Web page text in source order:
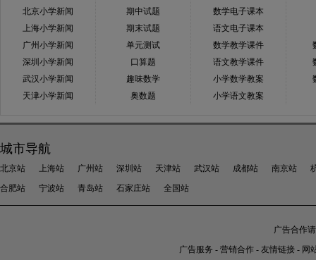
北京小学新闻
上海小学新闻
广州小学新闻
深圳小学新闻
武汉小学新闻
天津小学新闻
期中试题
期末试题
单元测试
口算题
趣味数学
奥数题
数学电子课本
语文电子课本
数学教学课件
语文教学课件
小学数学教案
小学语文教案
城市导航
北京站 上海站 广州站 深圳站 天津站 武汉站 成都站 南京站
合肥站
宁波站 青岛站 石家庄站 全国站
广告合作
广告服务 - 营销合作 - 友情链接 - 网